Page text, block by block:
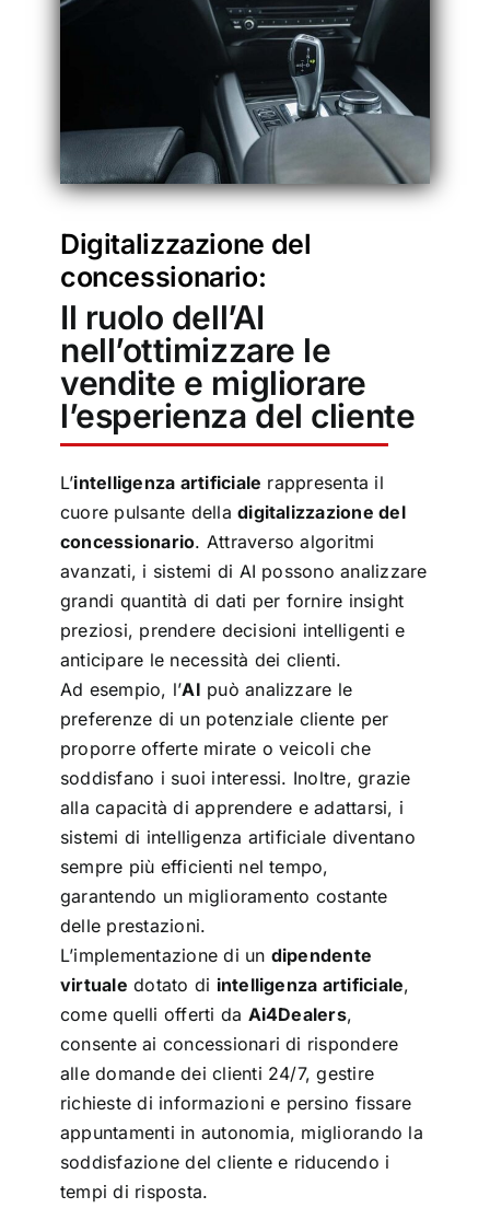
Digitalizzazione del
concessionario:
Il ruolo dell’AI
nell’ottimizzare le
vendite e migliorare
l’esperienza del cliente
L’intelligenza artificiale rappresenta il
cuore pulsante delladigitalizzazione del
concessionario. Attraverso algoritmi
avanzati, i sistemi di AI possono analizzare
grandi quantità di dati per fornire insight
preziosi, prendere decisioni intelligenti e
anticipare le necessità dei clienti.
Ad esempio, l’AI può analizzare le
preferenze di un potenziale cliente per
proporre offerte mirate o veicoli che
soddisfano i suoi interessi. Inoltre, grazie
alla capacità di apprendere e adattarsi, i
sistemi di intelligenza artificiale diventano
sempre più efficienti nel tempo,
garantendo un miglioramento costante
delle prestazioni.
L’implementazione di un dipendente
virtuale dotato di intelligenza artificiale,
come quelli offerti da Ai4Dealers,
consente ai concessionari di rispondere
alle domande dei clienti 24/7, gestire
richieste di informazioni e persino fissare
appuntamenti in autonomia, migliorando la
soddisfazione del cliente e riducendo i
tempi di risposta.